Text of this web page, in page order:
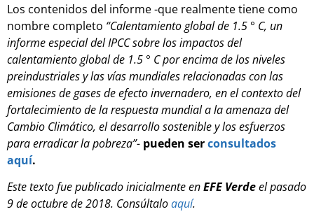
Los contenidos del informe -que realmente tiene como
nombre completo “Calentamiento global de 1.5 ° C, un
informe especial del IPCC sobre los impactos del
calentamiento global de 1.5 ° C por encima de los niveles
preindustriales y las vías mundiales relacionadas con las
emisiones de gases de efecto invernadero, en el contexto del
fortalecimiento de la respuesta mundial a la amenaza del
Cambio Climático, el desarrollo sostenible y los esfuerzos
para erradicar la pobreza”- pueden serconsultados
aquí.
Este texto fue publicado inicialmente enEFE Verdeel pasado
9 de octubre de 2018. Consúltaloaquí.